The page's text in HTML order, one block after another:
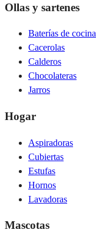
Ollas y sartenes
Baterías de cocina
Cacerolas
Calderos
Chocolateras
Jarros
Hogar
Aspiradoras
Cubiertas
Estufas
Hornos
Lavadoras
Mascotas